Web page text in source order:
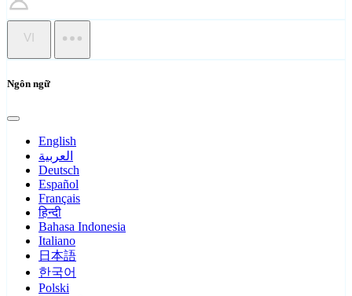
VI
Ngôn ngữ
English
العربية
Deutsch
Español
Français
हिन्दी
Bahasa Indonesia
Italiano
日本語
한국어
Polski